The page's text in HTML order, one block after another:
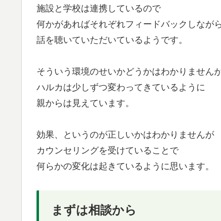
施設と学校は連携しているので
何かがあればそれぞれフィードバックしなが
話を聴いていただいているようです。
そういう環境のせいかどうかはわかりません
ハルカは少しずつ変わってきているように
親からは見えています。
効果、というのが正しいかはわかりませんが
カウンセリングを受けていることで
何らかの変化は起きているように思います。
まずは相談から